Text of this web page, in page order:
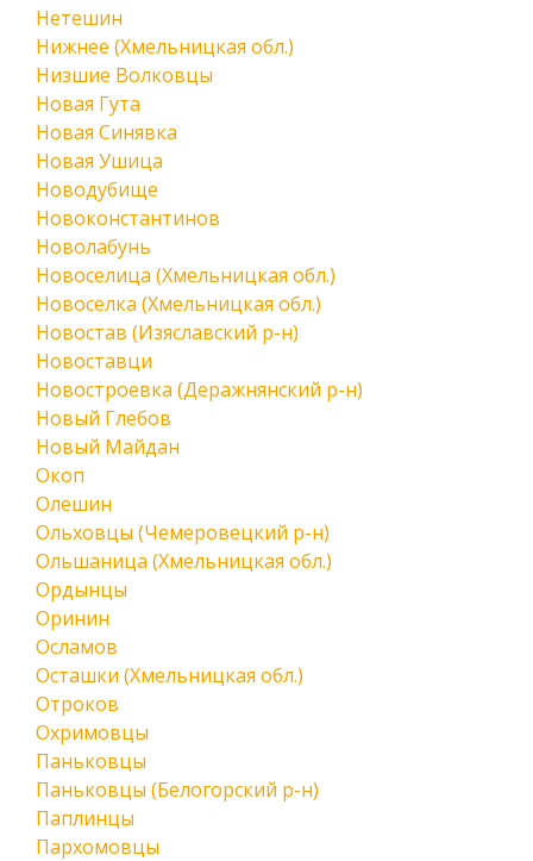
Нетешин
Нижнее (Хмельницкая обл.)
Низшие Волковцы
Новая Гута
Новая Синявка
Новая Ушица
Новодубище
Новоконстантинов
Новолабунь
Новоселица (Хмельницкая обл.)
Новоселка (Хмельницкая обл.)
Новостав (Изяславский р-н)
Новоставци
Новостроевка (Деражнянский р-н)
Новый Глебов
Новый Майдан
Окоп
Олешин
Ольховцы (Чемеровецкий р-н)
Ольшаница (Хмельницкая обл.)
Ордынцы
Оринин
Осламов
Осташки (Хмельницкая обл.)
Отроков
Охримовцы
Паньковцы
Паньковцы (Белогорский р-н)
Паплинцы
Пархомовцы